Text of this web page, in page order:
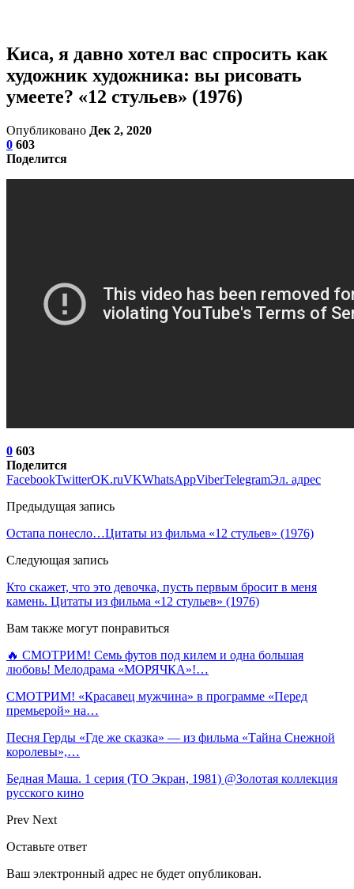
Киса, я давно хотел вас спросить как
художник художника: вы рисовать
умеете? «12 стульев» (1976)
Опубликовано Дек 2, 2020
0 603
Поделится
0 603
Поделится
FacebookTwitterOK.ruVKWhatsAppViberTelegramЭл. адрес
Предыдущая запись
Остапа понесло…Цитаты из фильма «12 стульев» (1976)
Следующая запись
Кто скажет, что это девочка, пусть первым бросит в меня
камень. Цитаты из фильма «12 стульев» (1976)
Вам также могут понравиться
🔥 СМОТРИМ! Семь футов под килем и одна большая
любовь! Мелодрама «МОРЯЧКА»!…
СМОТРИМ! «Красавец мужчина» в программе «Перед
премьерой» на…
Песня Герды «Где же сказка» — из фильма «Тайна Снежной
королевы»,…
Бедная Маша. 1 серия (ТО Экран, 1981) @Золотая коллекция
русского кино
Prev Next
Оставьте ответ
Ваш электронный адрес не будет опубликован.